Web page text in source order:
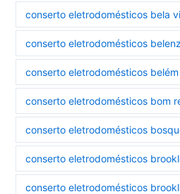
conserto eletrodomésticos bela
conserto eletrodomésticos
conserto eletrodomésticos belém
conserto eletrodomésticos bom
conserto eletrodomésticos
conserto eletrodomésticos
conserto eletrodomésticos